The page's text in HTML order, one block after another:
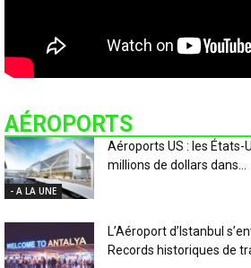
AÉROPORTS
- A LA UNE
Aéroports US : les États-
millions de dollars dans...
L’Aéroport d’Istanbul
Records historiques de